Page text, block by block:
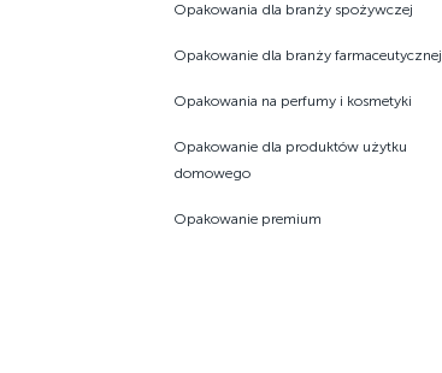
Opakowania dla branży spożywczej
Opakowanie dla branży farmaceutycznej
Opakowania na perfumy i kosmetyki
Opakowanie dla produktów użytku
domowego
Opakowanie premium